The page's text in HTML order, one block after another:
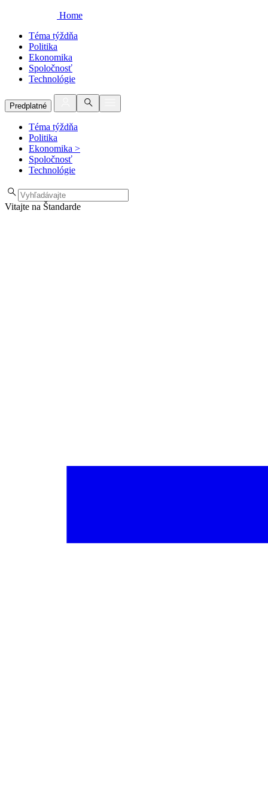
Home
Téma týždňa
Politika
Ekonomika
Spoločnosť
Technológie
Predplatné
Téma týždňa
Politika
Ekonomika >
Spoločnosť
Technológie
Vitajte na Štandarde